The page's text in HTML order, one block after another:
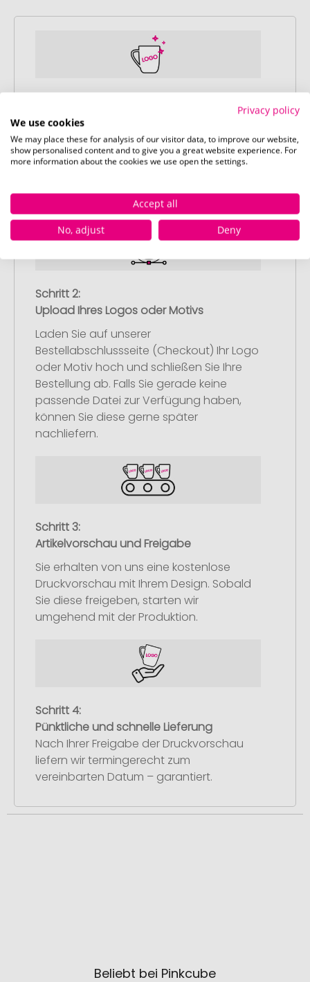
Artikelkonfiguration
Wählen Sie Ihre gewünschten
Werbeartikel aus und passen Sie diese
nach Ihren Vorstellungen an.
Artikel in Ihren Warenkorb.
Schritt 2:
Upload Ihres Logos oder Motivs
Laden Sie auf unserer
Bestellabschlussseite (Checkout) Ihr Logo
oder Motiv hoch und schließen Sie Ihre
Bestellung ab. Falls Sie gerade keine
passende Datei zur Verfügung haben,
können Sie diese gerne später
nachliefern.
Schritt 3:
Artikelvorschau und Freigabe
Sie erhalten von uns eine kostenlose
Druckvorschau mit Ihrem Design. Sobald
Sie diese freigeben, starten wir
umgehend mit der Produktion.
Schritt 4:
Pünktliche und schnelle Lieferung
Nach Ihrer Freigabe der Druckvorschau
liefern wir termingerecht zum
vereinbarten Datum – garantiert.
Beliebt bei Pinkcube
Privacy policy
We use cookies
We may place these for analysis of our visitor data, to improve our website,
show personalised content and to give you a great website experience. For
more information about the cookies we use open the settings.
Accept all
No, adjust
Deny